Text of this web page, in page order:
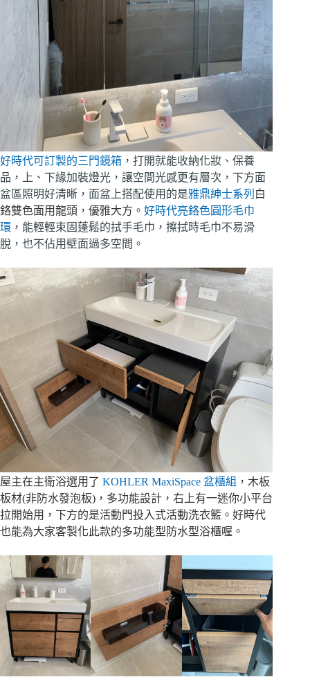
好時代可訂製的三門鏡箱 ，打開就能收納化妝、保養
品，上、下緣加裝燈光，讓空間光感更有層次，下方面
盆區照明好清晰，面盆上搭配使用的是雅鼎紳士系列 白
鉻雙色面用龍頭，優雅大方 。 好時代亮鉻色圓形毛巾
環 ，能輕輕束固蓬鬆的拭手毛巾，擦拭時毛巾不易滑
脫，也不佔用壁面過多空間。
屋主在主衛浴選用了 KOHLER MaxiSpace 盆櫃組 ，木板
板材(非防水發泡板)，多功能設計，右上有一迷你小平台
拉開始用，下方的是活動門投入式活動洗衣籃。好時代
也能為大家客製化此款的多功能型防水型浴櫃喔。